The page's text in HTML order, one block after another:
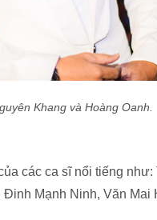
Khang và Hoàng Oanh.
các ca sĩ nổi tiếng như:
Mạnh Ninh, Văn